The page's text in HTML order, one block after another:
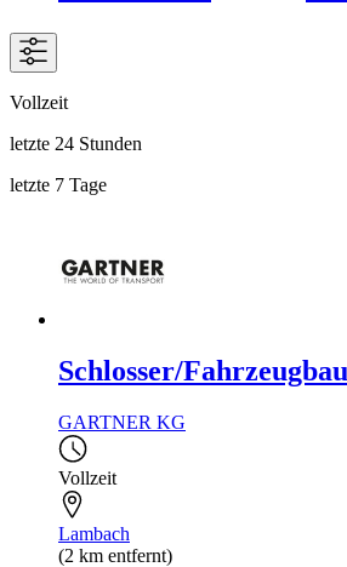
Vollzeit
letzte 24 Stunden
letzte 7 Tage
Schlosser/
GARTNER KG
Vollzeit
Lambach
(2 km entfernt)